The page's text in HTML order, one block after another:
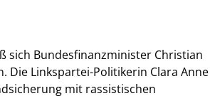
sich Bundesfinanzminister Christian
Die Linkspartei-Politikerin Clara Anne
mit rassistischen